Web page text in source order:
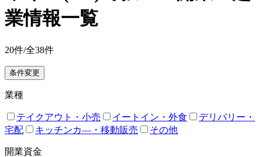
業情報一覧
20件/全38件
条件変更
業種
テイクアウト・小売 イートイン・外食
デリバリー・
宅配
キッチンカ―・移動販売 その他
開業資金